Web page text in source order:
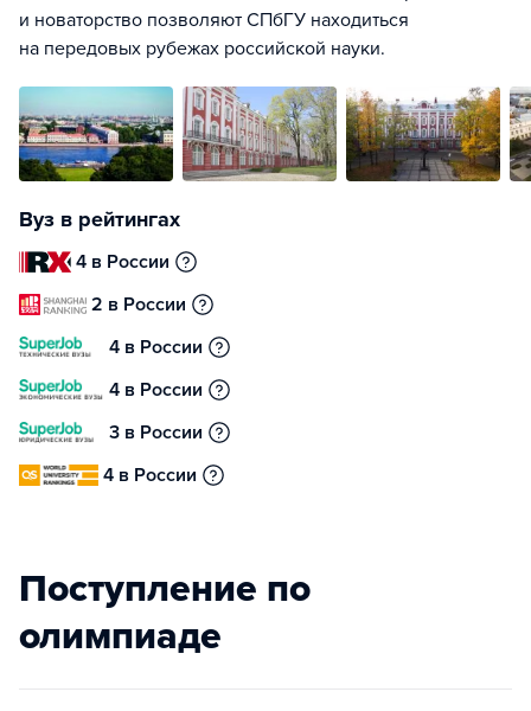
и новаторство позволяют СПбГУ находиться
на передовых рубежах российской науки.
Вуз в рейтингах
4 в России
2 в России
4 в России
4 в России
3 в России
4 в России
Поступление по
олимпиаде